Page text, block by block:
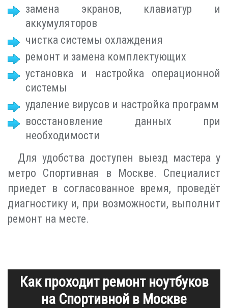
замена экранов, клавиатур и
аккумуляторов
чистка системы охлаждения
ремонт и замена комплектующих
установка и настройка операционной
системы
удаление вирусов и настройка программ
восстановление данных при
необходимости
Для удобства доступен выезд мастера у
метро Спортивная в Москве. Специалист
приедет в согласованное время, проведёт
диагностику и, при возможности, выполнит
ремонт на месте.
Как проходит ремонт ноутбуков
на Спортивной в Москве